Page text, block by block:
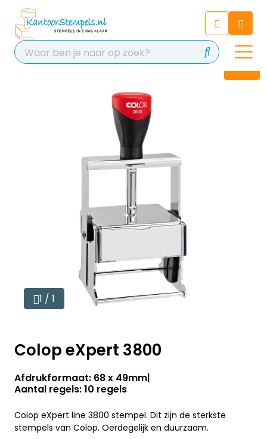
Chat 24/7 met onze chatbot
voor hulp
Contact
1 / 1
Colop eXpert 3800
Afdrukformaat: 68 x 49mm
Aantal regels: 10 regels
Colop eXpert line 3800 stempel. Dit zijn de sterkste
stempels van Colop. Oerdegelijk en duurzaam.